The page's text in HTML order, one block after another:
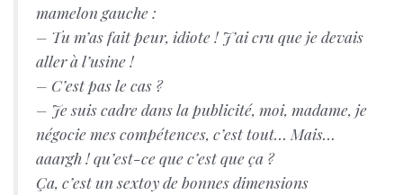
mamelon gauche :
– Tu m’as fait peur, idiote ! J’ai cru que je devais
aller à l’usine !
– C’est pas le cas ?
– Je suis cadre dans la publicité, moi, madame, je
négocie mes compétences, c’est tout… Mais…
aaargh ! qu’est-ce que c’est que ça ?
Ça, c’est un sextoy de bonnes dimensions